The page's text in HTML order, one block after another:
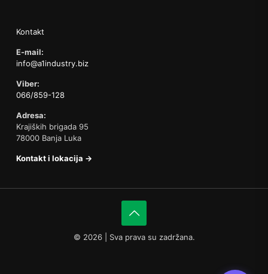
Kontakt
E-mail:
info@a1industry.biz
Viber:
066/859-128
Adresa:
Krajiških brigada 95
78000 Banja Luka
Kontakt i lokacija →
© 2026 | Sva prava su zadržana.